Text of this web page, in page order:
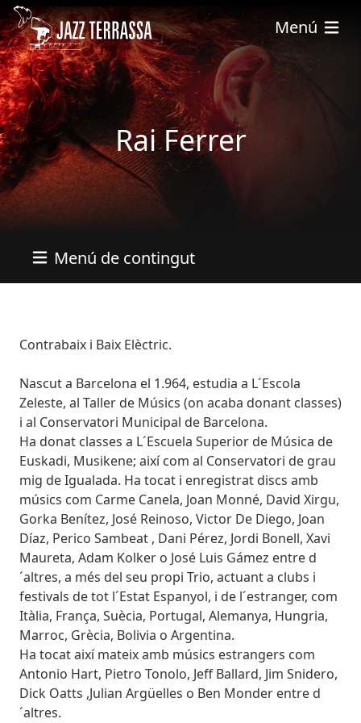
Vés al contingut
Menú
Rai Ferrer
Menú de contingut
Bio
Contrabaix i Baix Elèctric.
Nascut a Barcelona el 1.964, estudia a L´Escola
Zeleste, al Taller de Músics (on acaba donant classes)
i al Conservatori Municipal de Barcelona.
Ha donat classes a L´Escuela Superior de Música de
Euskadi, Musikene; així com al Conservatori de grau
mig de Igualada. Ha tocat i enregistrat discs amb
músics com Carme Canela, Joan Monné, David Xirgu,
Gorka Benítez, José Reinoso, Victor De Diego, Joan
Díaz, Perico Sambeat , Dani Pérez, Jordi Bonell, Xavi
Maureta, Adam Kolker o José Luis Gámez entre d
´altres, a més del seu propi Trio, actuant a clubs i
festivals de tot l´Estat Espanyol, i de l´estranger, com
Itàlia, França, Suècia, Portugal, Alemanya, Hungria,
Marroc, Grècia, Bolivia o Argentina.
Ha tocat així mateix amb músics estrangers com
Antonio Hart, Pietro Tonolo, Jeff Ballard, Jim Snidero,
Dick Oatts ,Julian Argüelles o Ben Monder entre d
´altres.